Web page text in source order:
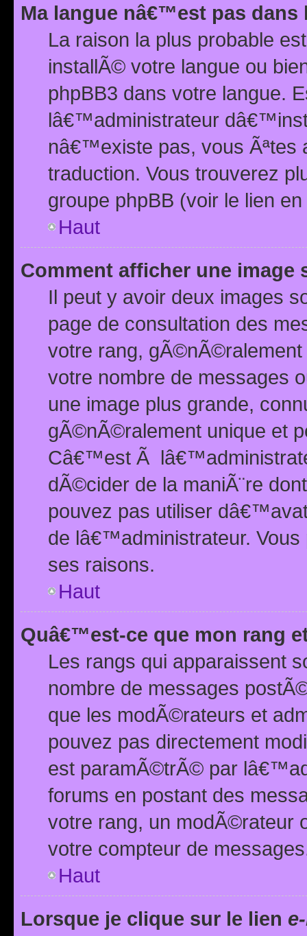
Ma langue nâ€™est pas dans
La raison la plus probable
installÃ© votre langue ou
phpBB3 dans votre langue.
lâ€™administrateur
nâ€™existe pas, vous Ãªtes
traduction. Vous trouverez
groupe phpBB (voir le lien
Haut
Comment afficher une image
Il peut y avoir deux images
page de consultation des
votre rang,
votre nombre de messages
une image plus grande,
gÃ©nÃ©ralement unique et
Câ€™est Ã
dÃ©cider de la maniÃ¨re
pouvez pas utiliser
de lâ€™administrateur.
ses raisons.
Haut
Quâ€™est-ce que mon rang
Les rangs qui apparaissent
nombre de messages
que les modÃ©rateurs et
pouvez pas directement
est paramÃ©trÃ© par
forums en postant des
votre rang, un modÃ©rateur
votre compteur de
Haut
Lorsque je clique sur le lien